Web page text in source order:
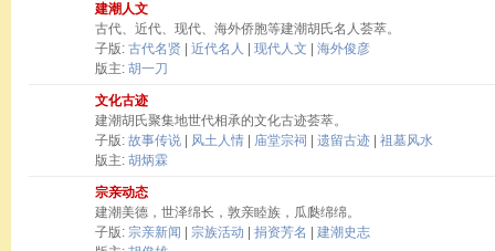
建潮人文
古代、近代、现代、海外侨胞等建潮胡氏名人荟萃。
子版: 古代名贤 近代名人 现代人文
海外俊彦
版主: 胡一刀
文化古迹
建潮胡氏聚集地世代相承的文化古迹荟萃。
子版: 故事传说 风土人情 庙堂宗祠 遗留古迹
祖墓风水
版主: 胡炳霖
宗亲动态
建潮美德，世泽绵长，敦亲睦族，瓜瓞绵绵。
子版: 宗亲新闻 宗族活动 捐资芳名
建潮史志